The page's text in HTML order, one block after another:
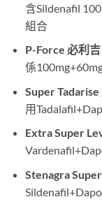
含Sildenafil
組合
P-Force 必利
係
Super
用
Extra Super
Stenagra